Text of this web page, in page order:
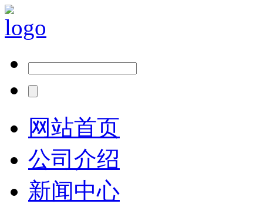
网站首页
公司介绍
新闻中心